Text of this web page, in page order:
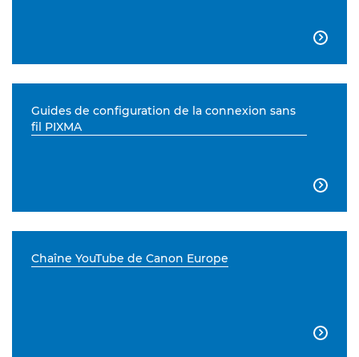

Guides de configuration de la connexion sans
fil PIXMA

Chaîne YouTube de Canon Europe
